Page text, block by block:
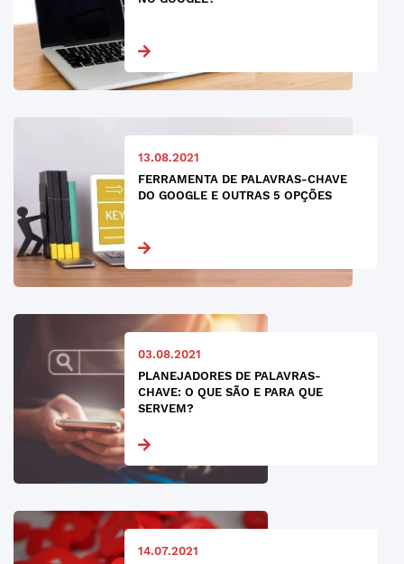
13.08.2021
FERRAMENTA DE PALAVRAS-CHAVE
DO GOOGLE E OUTRAS 5 OPÇÕES
03.08.2021
PLANEJADORES DE PALAVRAS-
CHAVE: O QUE SÃO E PARA QUE
SERVEM?
14.07.2021